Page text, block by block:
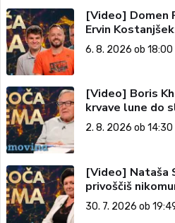
[Video] Domen
Ervin
tema, 6. 8. 2026)
6. 8. 2026 ob 18:00
[Video] Boris
krvave lune do
vesolju (Vroča
2. 8. 2026 ob 14:30
[Video] Nataša
privoščiš
2026)
30. 7. 2026 ob